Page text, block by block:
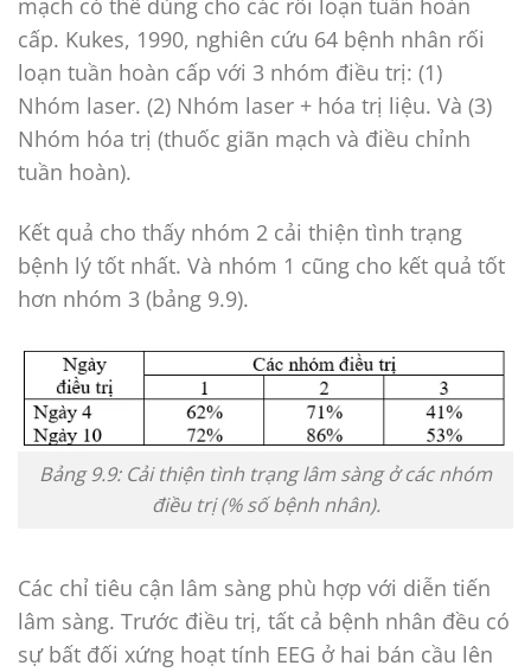
mạch có thể dùng cho các rối loạn tuần hoàn
cấp. Kukes, 1990, nghiên cứu 64 bệnh nhân rối
loạn tuần hoàn cấp với 3 nhóm điều trị: (1)
Nhóm laser. (2) Nhóm laser + hóa trị liệu. Và (3)
Nhóm hóa trị (thuốc giãn mạch và điều chỉnh
tuần hoàn).
Kết quả cho thấy nhóm 2 cải thiện tình trạng
bệnh lý tốt nhất. Và nhóm 1 cũng cho kết quả tốt
hơn nhóm 3 (bảng 9.9).
Bảng 9.9: Cải thiện tình trạng lâm sàng ở các nhóm
điều trị (% số bệnh nhân).
Các chỉ tiêu cận lâm sàng phù hợp với diễn tiến
lâm sàng. Trước điều trị, tất cả bệnh nhân đều có
sự bất đối xứng hoạt tính EEG ở hai bán cầu lên